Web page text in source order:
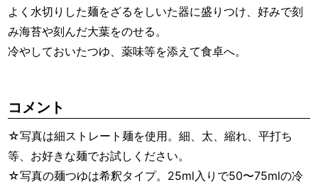
よく水切りした麺をざるをしいた器に盛りつけ、好みで刻
み海苔や刻んだ大葉をのせる。
冷やしておいたつゆ、薬味等を添えて食卓へ。
コメント
☆写真は細ストレート麺を使用。細、太、縮れ、平打ち
等、お好きな麺でお試しください。
☆写真の麺つゆは希釈タイプ。25ml入りで50〜75mlの冷